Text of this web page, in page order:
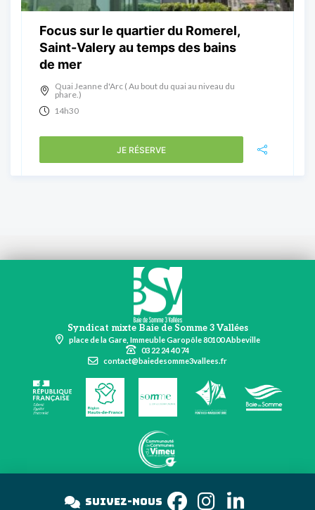
Focus sur le quartier du Romerel,
Saint-Valery au temps des bains
de mer
Quai Jeanne d'Arc ( Au bout du quai au niveau du
phare.)
14h30
JE RÉSERVE
Syndicat mixte Baie de Somme 3 Vallées
place de la Gare, Immeuble Garopôle 80100 Abbeville
03 22 24 40 74
contact@baiedesomme3vallees.fr
Suivez-noussur